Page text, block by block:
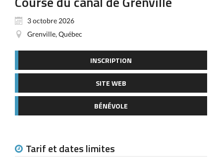
3 octobre 2026
Grenville, Québec
INSCRIPTION
SITE WEB
BÉNÉVOLE
Tarif et dates limites